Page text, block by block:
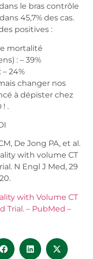
le bras contrôle
45,7% des cas.
positives :
mortalité
: – 39%
– 24%
changer nos
à dépister chez
! .
De Jong PA, et al.
with volume CT
N Engl J Med, 29
with Volume CT
Trial. – PubMed –